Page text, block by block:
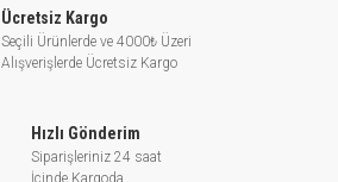
Ücretsiz Kargo
Seçili Ürünlerde ve 4000₺ Üzeri
Alışverişlerde Ücretsiz Kargo
Hızlı Gönderim
Siparişleriniz 24 saat
İçinde Kargoda